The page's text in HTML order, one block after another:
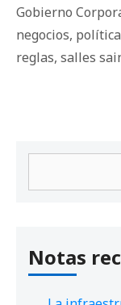
Gobierno
negocios,
reglas, salles
Notas